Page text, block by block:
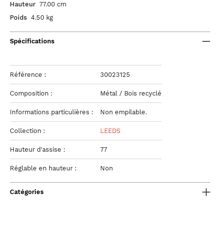
Hauteur 77.00 cm
Poids 4.50 kg
Spécifications
Référence : 30023125
Composition : Métal / Bois recyclé
Informations particulières : Non empilable.
Collection : LEEDS
Hauteur d'assise : 77
Réglable en hauteur : Non
Catégories